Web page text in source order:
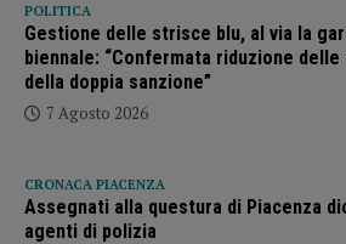
POLITICA
Gestione delle strisce blu, al via la
biennale: “Confermata riduzione
della doppia sanzione”
7 Agosto 2026
CRONACA PIACENZA
Assegnati alla questura di Piacenza
agenti di polizia